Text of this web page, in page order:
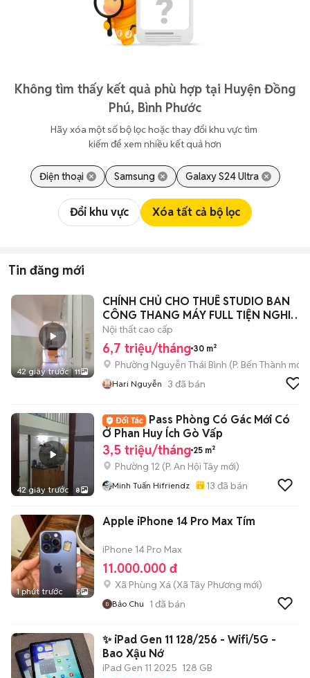
Không tìm thấy kết quả phù hợp tại Huyện Đồng
Phú, Bình Phước
Hãy xóa một số bộ lọc hoặc thay đổi khu vực tìm
kiếm để xem nhiều kết quả hơn
Điện thoại Samsung Galaxy S24 Ultra
Đổi khu vực Xóa tất cả bộ lọc
Tin đăng mới
42 giây trước 11
CHÍNH CHỦ CHO THUÊ STUDIO BAN
CÔNG THANG MÁY FULL TIỆN NGHI
VIEW ĐẸP
Nội thất cao cấp
6,7 triệu/tháng 30 m²
Phường Nguyễn Thái Bình (P. Bến Thành mới)
Hari Nguyễn 3 đã bán
42 giây trước 8
Pass Phòng Có Gác Mới Có
Ở Phan Huy Ích Gò Vấp
3,5 triệu/tháng 25 m²
Phường 12 (P. An Hội Tây mới)
Minh Tuấn Hifriendz 13 đã bán
1 phút trước 5
Apple iPhone 14 Pro Max Tím
iPhone 14 Pro Max
11.000.000 đ
Xã Phùng Xá (Xã Tây Phương mới)
Bảo Chu 1 đã bán
✨ iPad Gen 11 128/256 - Wifi/5G -
Bao Xậu Nớ
iPad Gen 11 2025 128 GB